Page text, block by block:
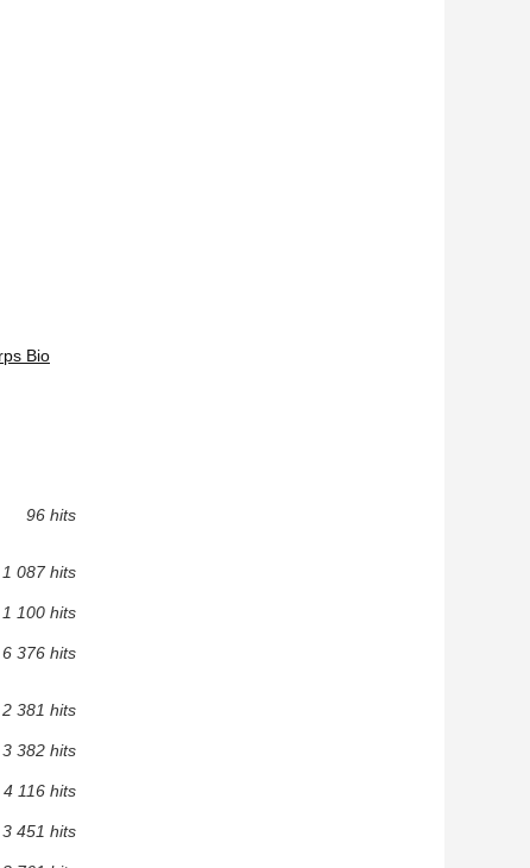
Bio
96 hits
1 087 hits
1 100 hits
6 376 hits
2 381 hits
3 382 hits
4 116 hits
3 451 hits